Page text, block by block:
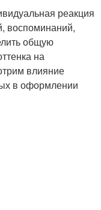
реакция
воспоминаний,
общую
на
влияние
в оформлении